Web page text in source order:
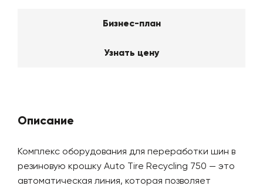
Бизнес-план
Узнать цену
Описание
Комплекс оборудования для переработки шин в
резиновую крошку Auto Tire Recycling 750 — это
автоматическая линия, которая позволяет